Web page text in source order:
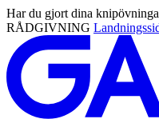
Har du gjort dina
RÅDGIVNING